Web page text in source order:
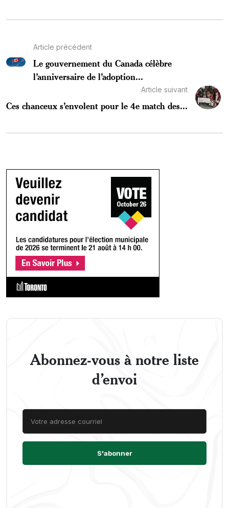
Article précédent
Le gouvernement du Canada célèbre
l’anniversaire de l’adoption...
Article suivant
Ces chanceux s’envolent pour le 4e match des...
Abonnez-vous à notre liste
d’envoi